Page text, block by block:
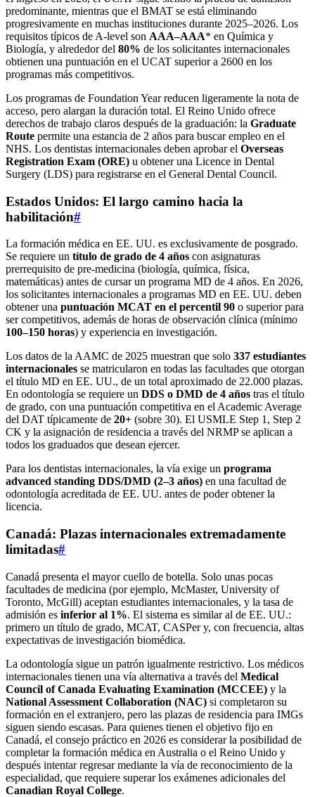
predominante, mientras que el BMAT se está eliminando
progresivamente en muchas instituciones durante 2025–2026. Los
requisitos típicos de A-level son AAA–AAA* en Química y
Biología, y alrededor del 80% de los solicitantes internacionales
obtienen una puntuación en el UCAT superior a 2600 en los
programas más competitivos.
Los programas de Foundation Year reducen ligeramente la nota de
acceso, pero alargan la duración total. El Reino Unido ofrece
derechos de trabajo claros después de la graduación: la Graduate
Route permite una estancia de 2 años para buscar empleo en el
NHS. Los dentistas internacionales deben aprobar el Overseas
Registration Exam (ORE) u obtener una Licence in Dental
Surgery (LDS) para registrarse en el General Dental Council.
Estados Unidos: El largo camino hacia la
habilitación#
La formación médica en EE. UU. es exclusivamente de posgrado.
Se requiere un título de grado de 4 años con asignaturas
prerrequisito de pre-medicina (biología, química, física,
matemáticas) antes de cursar un programa MD de 4 años. En 2026,
los solicitantes internacionales a programas MD en EE. UU. deben
obtener una puntuación MCAT en el percentil 90 o superior para
ser competitivos, además de horas de observación clínica (mínimo
100–150 horas) y experiencia en investigación.
Los datos de la AAMC de 2025 muestran que solo 337 estudiantes
internacionales se matricularon en todas las facultades que otorgan
el título MD en EE. UU., de un total aproximado de 22.000 plazas.
En odontología se requiere un DDS o DMD de 4 años tras el título
de grado, con una puntuación competitiva en el Academic Average
del DAT típicamente de 20+ (sobre 30). El USMLE Step 1, Step 2
CK y la asignación de residencia a través del NRMP se aplican a
todos los graduados que desean ejercer.
Para los dentistas internacionales, la vía exige un programa
advanced standing DDS/DMD (2–3 años) en una facultad de
odontología acreditada de EE. UU. antes de poder obtener la
licencia.
Canadá: Plazas internacionales extremadamente
limitadas#
Canadá presenta el mayor cuello de botella. Solo unas pocas
facultades de medicina (por ejemplo, McMaster, University of
Toronto, McGill) aceptan estudiantes internacionales, y la tasa de
admisión es inferior al 1%. El sistema es similar al de EE. UU.:
primero un título de grado, MCAT, CASPer y, con frecuencia, altas
expectativas de investigación biomédica.
La odontología sigue un patrón igualmente restrictivo. Los médicos
internacionales tienen una vía alternativa a través del Medical
Council of Canada Evaluating Examination (MCCEE) y la
National Assessment Collaboration (NAC) si completaron su
formación en el extranjero, pero las plazas de residencia para IMGs
siguen siendo escasas. Para quienes tienen el objetivo fijo en
Canadá, el consejo práctico en 2026 es considerar la posibilidad de
completar la formación médica en Australia o el Reino Unido y
después intentar regresar mediante la vía de reconocimiento de la
especialidad, que requiere superar los exámenes adicionales del
Canadian Royal College.